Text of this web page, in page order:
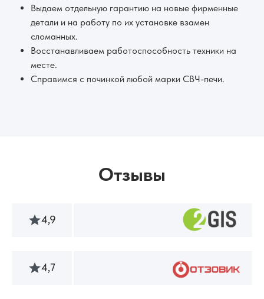
Выдаем отдельную гарантию на новые фирменные
детали и на работу по их установке взамен
сломанных.
Восстанавливаем работоспособность техники на
месте.
Справимся с починкой любой марки СВЧ-печи.
Отзывы
4,9
4,7